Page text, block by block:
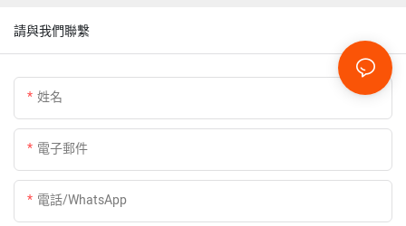
請與我們聯繫
姓名
電子郵件
電話/WhatsApp